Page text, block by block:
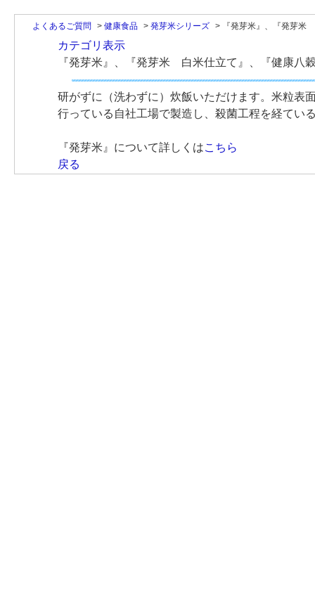
よくあるご質問 > 健康食品 > 発芽米シリーズ > 『発芽米』、『発芽
カテゴリ表示
『発芽米』、『発芽米 白米仕立て』、『健康八
研がずに（洗わずに）炊飯いただけます。米粒表
行っている自社工場で製造し、殺菌工程を経てい
『発芽米』について詳しくはこちら
戻る